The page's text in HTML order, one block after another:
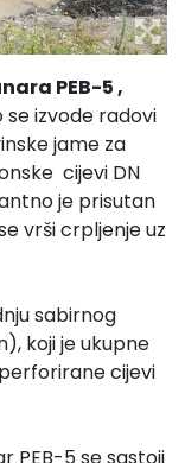
PEB-5 ,
izvode radovi
jame za
cijevi DN
je prisutan
vrši crpljenje uz
sabirnog
koji je ukupne
cijevi